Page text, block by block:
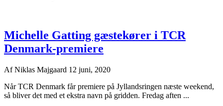
Michelle Gatting gæstekører i TCR
Denmark-premiere
AfNiklas Majgaard 12 juni, 2020
Når TCR Denmark får premiere på Jyllandsringen næste weekend,
så bliver det med et ekstra navn på gridden. Fredag aften ...